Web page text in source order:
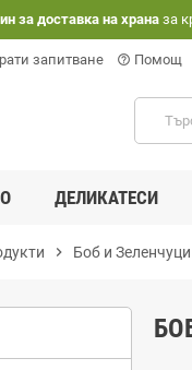
за доставка на храназа
запитване help_outline Помощ
ДЕЛИКАТЕСИ
chevron_right Боб и Зеленчуци